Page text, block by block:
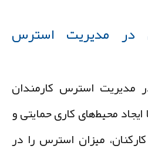
مدیریت استرس
استرسکارمندان
محیط‌های کاری حمایتی و
میزان استرس را در